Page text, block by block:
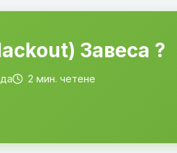
Завеса ?
2 мин. четене